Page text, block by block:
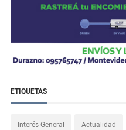
ETIQUETAS
Interés General Actualidad